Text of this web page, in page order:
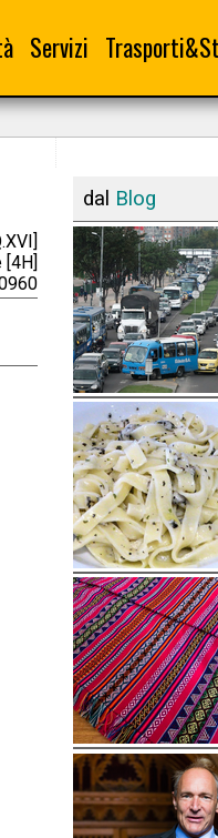
Servizi
[4H]
dal Blog